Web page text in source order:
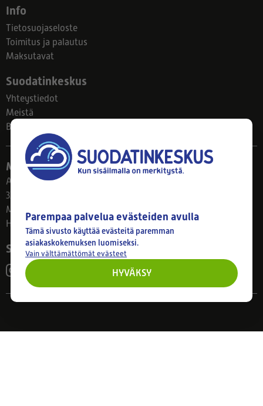
Info
Tietosuojaseloste
Toimitus ja palautus
Maksutavat
Suodatinkeskus
Yhteystiedot
Meistä
Blogi
Myymälä
Ahlmanintie 61
33800 Tampere
Ma–Pe 8–17
Huom! Myymälän poikkeusaukiolot: 27.7.-21.8. klo 8-16
Seuraa meitä
Parempaa palvelua evästeiden avulla
Tämä sivusto käyttää evästeitä paremman
asiakaskokemuksen luomiseksi.
Vain välttämättömät evästeet
HYVÄKSY